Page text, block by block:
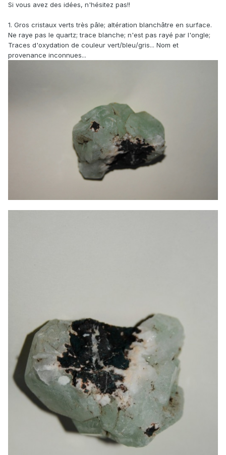
Si vous avez des idées, n'hésitez pas!!
1. Gros cristaux verts très pâle; altération blanchâtre en surface.
Ne raye pas le quartz; trace blanche; n'est pas rayé par l'ongle;
Traces d'oxydation de couleur vert/bleu/gris... Nom et
provenance inconnues...